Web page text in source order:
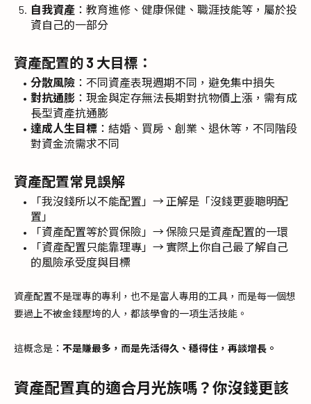
自我資產 ：教育進修、健康保健、職涯技能等，屬於投
資自己的一部分
資產配置的 3 大目標：
分散風險 ：不同資產表現週期不同，避免集中損失
對抗通膨 ：現金與定存無法長期對抗物價上漲，需有成
長型資產抗通膨
達成人生目標 ：結婚、買房、創業、退休等，不同階段
對資金流需求不同
資產配置常見誤解
「我沒錢所以不能配置」→ 正解是「沒錢更要聰明配
置」
「資產配置等於買保險」→ 保險只是資產配置的一環
「資產配置只能靠理專」→ 實際上你自己最了解自己
的風險承受度與目標
資產配置不是理專的專利，也不是富人專用的工具，而是每一個想
要過上不被金錢壓垮的人，都該學會的一項生活技能。
這概念是： 不是賺最多，而是先活得久、穩得住，再談增長。
資產配置真的適合月光族嗎？你沒錢更該